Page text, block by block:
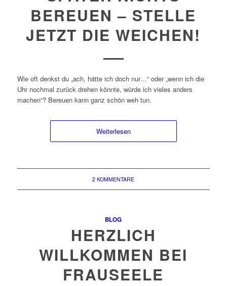
BEREUEN – STELLE
JETZT DIE WEICHEN!
Wie oft denkst du „ach, hätte ich doch nur…“ oder „wenn ich die
Uhr nochmal zurück drehen könnte, würde ich vieles anders
machen“? Bereuen kann ganz schön weh tun.
Weiterlesen
2 KOMMENTARE
BLOG
HERZLICH
WILLKOMMEN BEI
FRAUSEELE